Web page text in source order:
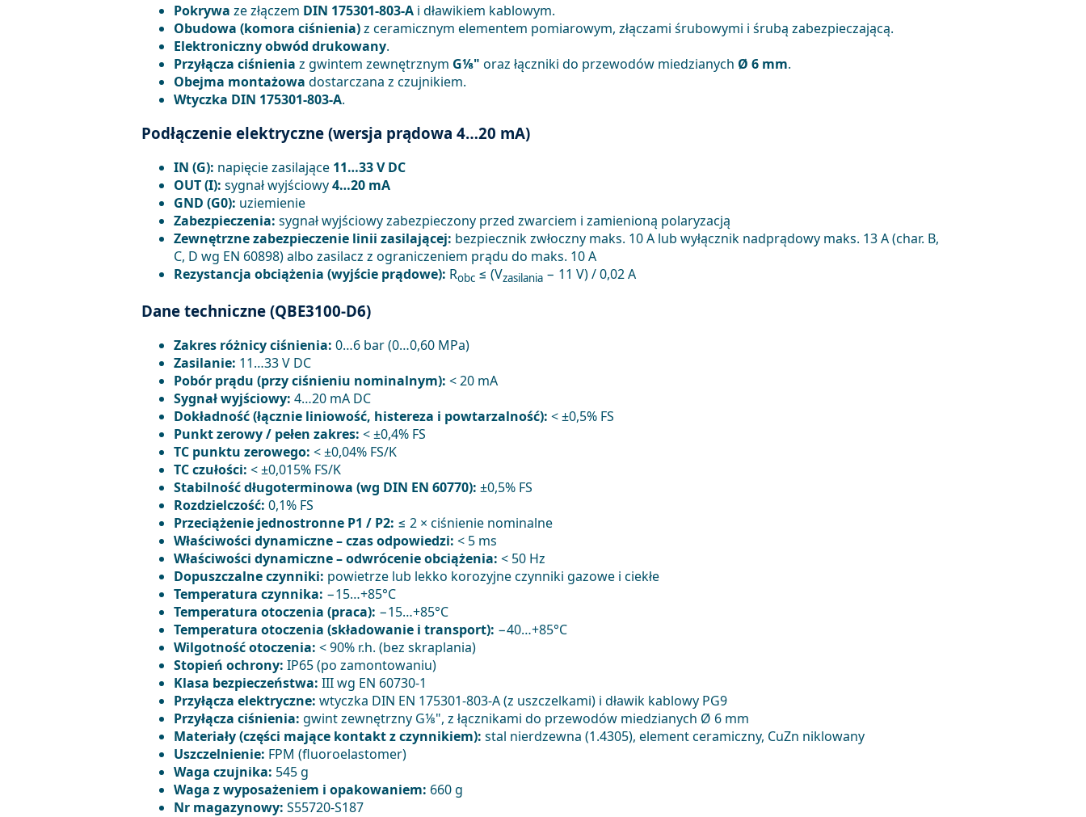
Pokrywa ze złączem DIN 175301-803-Ai dławikiem kablowym.
Obudowa (komora ciśnienia)z ceramicznym elementem pomiarowym, złączami śrubowymi i śrubą zabezpieczającą.
Elektroniczny obwód drukowany.
Przyłącza ciśnienia z gwintem zewnętrznym G⅛" oraz łączniki do przewodów miedzianych Ø 6 mm.
Obejma montażowa dostarczana z czujnikiem.
Wtyczka DIN 175301-803-A.
Podłączenie elektryczne (wersja prądowa 4…20 mA)
IN (G): napięcie zasilające 11…33 V DC
OUT (I): sygnał wyjściowy4…20 mA
GND (G0): uziemienie
Zabezpieczenia: sygnał wyjściowy zabezpieczony przed zwarciem i zamienioną polaryzacją
Zewnętrzne zabezpieczenie linii zasilającej: bezpiecznik zwłoczny maks. 10 A lub wyłącznik nadprądowy maks. 13 A (char. B,
C, D wg EN 60898) albo zasilacz z ograniczeniem prądu do maks. 10 A
Rezystancja obciążenia (wyjście prądowe): Robc≤ (Vzasilania− 11 V) / 0,02 A
Dane techniczne (QBE3100-D6)
Zakres różnicy ciśnienia: 0…6 bar (0…0,60 MPa)
Zasilanie: 11…33 V DC
Pobór prądu (przy ciśnieniu nominalnym): < 20 mA
Sygnał wyjściowy: 4…20 mA DC
Dokładność (łącznie liniowość, histereza i powtarzalność): < ±0,5% FS
Punkt zerowy / pełen zakres: < ±0,4% FS
TC punktu zerowego: < ±0,04% FS/K
TC czułości: < ±0,015% FS/K
Stabilność długoterminowa (wg DIN EN 60770): ±0,5% FS
Rozdzielczość: 0,1% FS
Przeciążenie jednostronne P1 / P2: ≤ 2 × ciśnienie nominalne
Właściwości dynamiczne – czas odpowiedzi: < 5 ms
Właściwości dynamiczne – odwrócenie obciążenia: < 50 Hz
Dopuszczalne czynniki: powietrze lub lekko korozyjne czynniki gazowe i ciekłe
Temperatura czynnika: −15…+85°C
Temperatura otoczenia (praca): −15…+85°C
Temperatura otoczenia (składowanie i transport): −40…+85°C
Wilgotność otoczenia: < 90% r.h. (bez skraplania)
Stopień ochrony: IP65 (po zamontowaniu)
Klasa bezpieczeństwa: III wg EN 60730-1
Przyłącza elektryczne: wtyczka DIN EN 175301-803-A (z uszczelkami) i dławik kablowy PG9
Przyłącza ciśnienia: gwint zewnętrzny G⅛", z łącznikami do przewodów miedzianych Ø 6 mm
Materiały (części mające kontakt z czynnikiem): stal nierdzewna (1.4305), element ceramiczny, CuZn niklowany
Uszczelnienie: FPM (fluoroelastomer)
Waga czujnika: 545 g
Waga z wyposażeniem i opakowaniem: 660 g
Nr magazynowy: S55720-S187